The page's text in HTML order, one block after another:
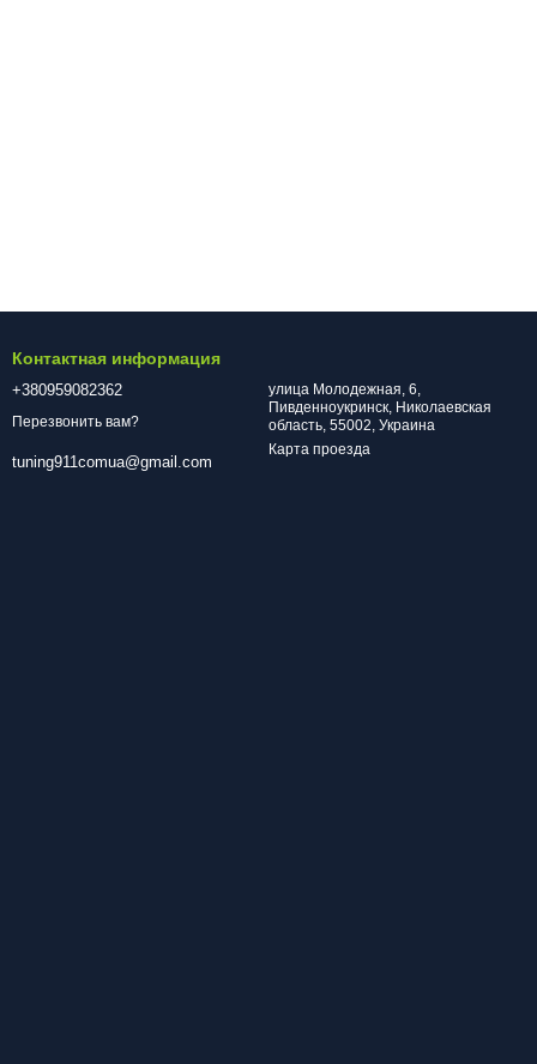
Контактная информация
+380959082362
Перезвонить вам?
tuning911comua@gmail.com
улица Молодежная, 6,
Пивденноукринск, Николаевская
область, 55002, Украина
Карта проезда